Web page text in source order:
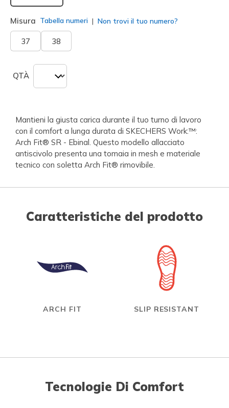
Misura Tabella numeri Non trovi il tuo numero?
37 38
QTÀ
Mantieni la giusta carica durante il tuo turno di lavoro
con il comfort a lunga durata di SKECHERS Work:™:
Arch Fit® SR - Ebinal. Questo modello allacciato
antiscivolo presenta una tomaia in mesh e materiale
tecnico con soletta Arch Fit® rimovibile.
Caratteristiche del prodotto
ARCH FIT SLIP RESISTANT
Tecnologie Di Comfort